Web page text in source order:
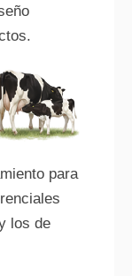
para
los de